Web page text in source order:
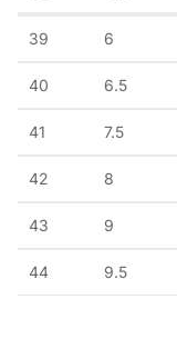
39 6
40 6.5
41 7.5
42 8
43 9
44 9.5